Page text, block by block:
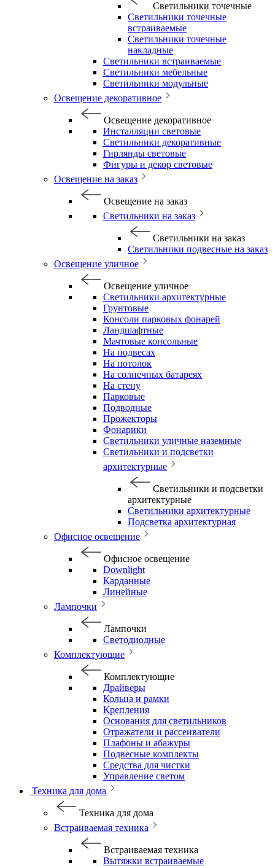
Светильники точечные
Светильники точечные
встраиваемые
Светильники точечные
накладные
Светильники встраиваемые
Светильники мебельные
Светильники модульные
Освещение декоративное
Освещение декоративное
Инсталляции световые
Светильники декоративные
Гирлянды световые
Фигуры и декор световые
Освещение на заказ
Освещение на заказ
Светильники на заказ
Светильники на заказ
Светильники подвесные на заказ
Освещение уличное
Освещение уличное
Светильники архитектурные
Грунтовые
Консоли парковых фонарей
Ландшафтные
Мачтовые консольные
На подвесах
На потолок
На солнечных батареях
На стену
Парковые
Подводные
Прожекторы
Фонарики
Светильники уличные наземные
Светильники и подсветки
архитектурные
Светильники и подсветки
архитектурные
Светильники архитектурные
Подсветка архитектурная
Офисное освещение
Офисное освещение
Downlight
Карданные
Линейные
Лампочки
Лампочки
Светодиодные
Комплектующие
Комплектующие
Драйверы
Кольца и рамки
Крепления
Основания для светильников
Отражатели и рассеиватели
Плафоны и абажуры
Подвесные комплекты
Средства для чистки
Управление светом
Техника для дома
Техника для дома
Встраиваемая техника
Встраиваемая техника
Вытяжки встраиваемые